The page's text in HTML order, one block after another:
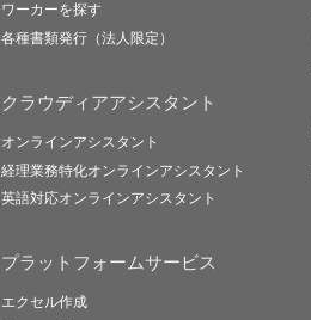
ワーカーを探す
各種書類発行（法人限定）
クラウディアアシスタント
オンラインアシスタント
経理業務特化オンラインアシスタント
英語対応オンラインアシスタント
プラットフォームサービス
エクセル作成